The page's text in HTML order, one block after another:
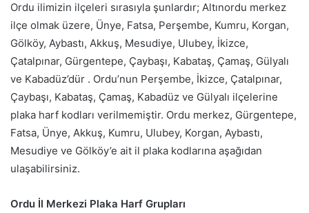
Ordu ilimizin ilçeleri sırasıyla şunlardır; Altınordu merkez
ilçe olmak üzere, Ünye, Fatsa, Perşembe, Kumru, Korgan,
Gölköy, Aybastı, Akkuş, Mesudiye, Ulubey, İkizce,
Çatalpınar, Gürgentepe, Çaybaşı, Kabataş, Çamaş, Gülyalı
ve Kabadüz’dür . Ordu’nun Perşembe, İkizce, Çatalpınar,
Çaybaşı, Kabataş, Çamaş, Kabadüz ve Gülyalı ilçelerine
plaka harf kodları verilmemiştir. Ordu merkez, Gürgentepe,
Fatsa, Ünye, Akkuş, Kumru, Ulubey, Korgan, Aybastı,
Mesudiye ve Gölköy’e ait il plaka kodlarına aşağıdan
ulaşabilirsiniz.
Ordu İl Merkezi Plaka Harf Grupları